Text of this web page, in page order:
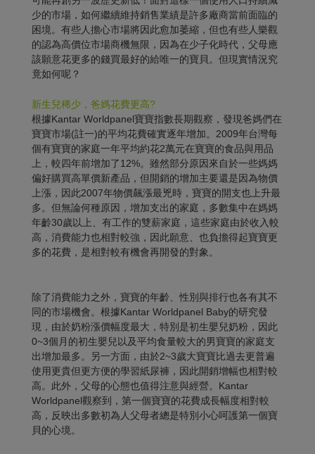
少的市場，如何繼續維持銷售業績是許多廠商當前面臨的
困境。有些人擔心市場將因此愈加萎縮，但也有些人樂觀
的認為高價位市場商機無限，因為在少子化時代，父母應
該願意花更多的錢買最好的給唯一的寶貝。但現實情況究
竟如何呢？
新生兒稀少，爸媽花費更高?
根據Kantar Worldpanel寶寶指數長期觀察，發現爸媽們在
寶寶市場(註一)的平均花費確實逐年增加。2009年台灣每
個有寶寶的家庭一年平均約花2萬元在寶寶的食品與用品
上，較四年前增加了12%。雖然部分原因來自於一些媽媽
偏好購買高單價新產品，但開銷的增加主要還是因為物價
上漲，因此2007年物價飆漲最兇時，寶寶的開支也上升最
多。但無論何種原因，增加支出的家庭，多數集中在媽媽
年齡30歲以上、有工作的雙薪家庭，這些家庭由於收入較
高，消費能力也相對較強，因此願意、也負擔得起寶寶更
多的花費，是相對較有機會再開發的對象。
除了消費能力之外，寶寶的年齡、性別與排行也各有其不
同的市場機會。根據Kantar Worldpanel Baby的研究發
現，由於奶粉漲價幅度最大，特別是初生嬰兒奶粉，因此
0~3個月的初生嬰兒以及平均食量較大的男寶寶的家庭支
出增加最多。另一方面，由於2~3歲大寶寶比過去更普遍
使用更貴但更方便的學習紙尿褲，因此開銷增幅也相對較
高。此外，父母的心態也值得注意與經營。Kantar
Worldpanel觀察到，第一個寶寶的花費成長幅度相對較
高，反映出多數初為人父母者總是特別小心呵護第一個寶
貝的心境。